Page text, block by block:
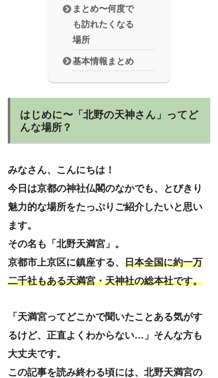
まとめ〜何度で
も訪れたくなる
場所
基本情報まとめ
はじめに〜「北野の天神さん」ってど
んな場所？
みなさん、こんにちは！
今日は京都の神社仏閣のなかでも、とびきり
魅力的な場所をたっぷりご紹介したいと思い
ます。
その名も「北野天満宮」。
京都市上京区に鎮座する、 日本全国に約一万
二千社もある天満宮・天神社の総本社です。
「天満宮ってどこかで聞いたことある気がす
るけど、正直よくわからない…」そんな方も
大丈夫です。
この記事を読み終わる頃には、北野天満宮の